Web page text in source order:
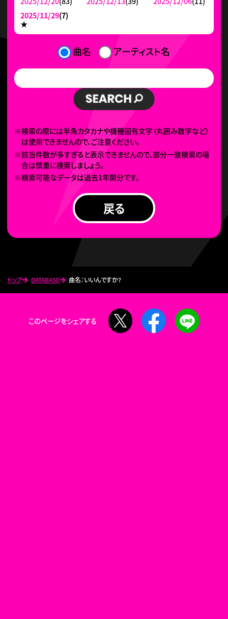
トップ DATABASE 曲名：いいんですか?
2025/11/29(7)
★
曲名 アーティスト名
※検索の際には半角カタカナや機種固有文字（丸囲み数字など）
は使用できませんので、ご注意ください。
※該当件数が多すぎると表示できませんので、部分一致検索の場
合は慎重に検索しましょう。
※検索可能なデータは過去1年間分です。
戻る
このページをシェアする
Facebook